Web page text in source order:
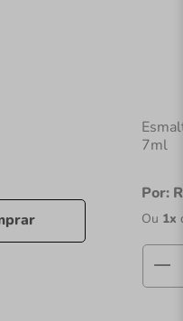
7ml
Por:
Ou 1x